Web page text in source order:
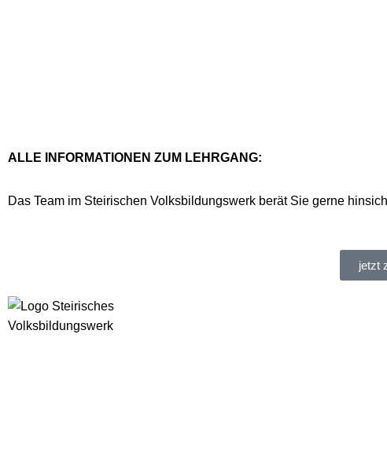
ALLE INFORMATIONEN ZUM LEHRGANG:
Das Team im Steirischen Volksbildungswerk berät Sie gerne
jetzt